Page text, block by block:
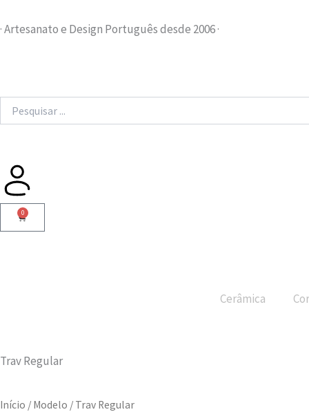
to
· Artesanato e Design Português desde 2006 ·
0
Cart
Cerâmica
Trav Regular
Início / Modelo / Trav Regular